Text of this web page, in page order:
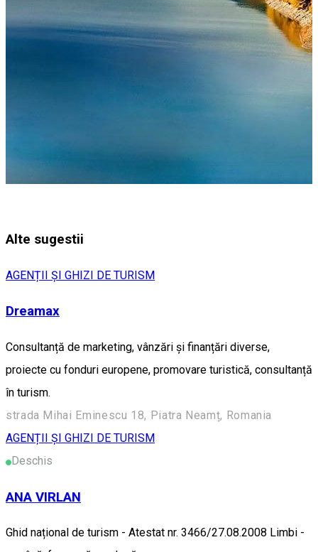
Alte sugestii
AGENȚII ȘI GHIZI DE TURISM
Dreamax
Consultanță de marketing, vânzări și finanțări diverse,
proiecte cu fonduri europene, promovare turistică, consultanță
în turism.
strada Mihai Eminescu 18, Piatra Neamț, Romania
AGENȚII ȘI GHIZI DE TURISM
Deschis
ANA VIRLAN
Ghid național de turism - Atestat nr. 3466/27.08.2008 Limbi -